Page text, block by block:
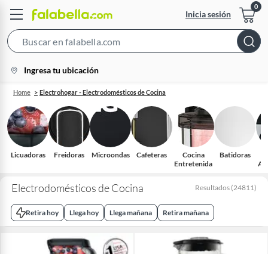
Inicia sesión
Bar
location-
icon
Ingresa tu ubicación
Home Electrohogar - Electrodomésticos de Cocina
Licuadoras Freidoras Microondas Cafeteras
Cocina
Entretenida
Batidoras
Electrodomésticos de Cocina Resultados (24811)
Retira hoy Llega hoy Llega mañana Retira mañana